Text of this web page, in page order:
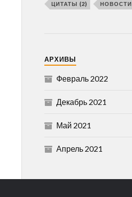
ЦИТАТЫ (2) НОВОСТИ
АРХИВЫ
Февраль 2022
Декабрь 2021
Май 2021
Апрель 2021